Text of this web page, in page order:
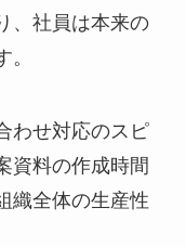
、社員は本来の
わせ対応のスピ
資料の作成時間
織全体の生産性